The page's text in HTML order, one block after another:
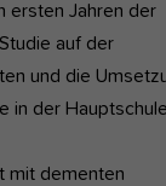
ersten Jahren der
auf der
und die
in der
mit dementen